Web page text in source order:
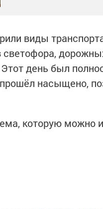
виды
день был
насыщено,
которую можно